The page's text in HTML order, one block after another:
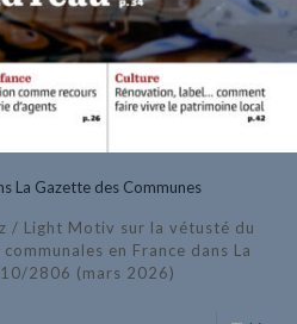
La Gazette des Communes
/ Light Motiv sur la vétusté du
en France dans La
2806 (mars 2026)